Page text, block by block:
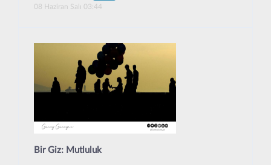
08 Haziran Salı 03:44
Bir Giz: Mutluluk